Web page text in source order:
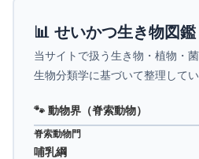
📊 せいかつ生き物図
当サイトで扱う生き物・植物・
生物分類学に基づいて整理してい
🐾 動物界（脊索動物）
脊索動物門
哺乳綱